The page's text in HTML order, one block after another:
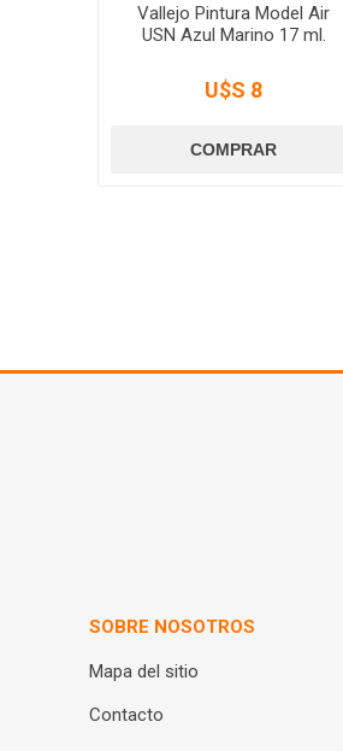
Vallejo Pintura Model Air
USN Azul Marino 17 ml.
U$S 8
SOBRE NOSOTROS
Mapa del sitio
Contacto